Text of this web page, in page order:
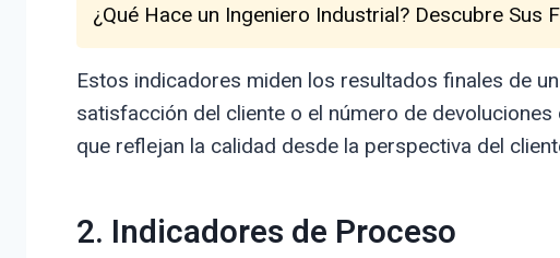
¿Qué Hace un Ingeniero Industrial? Descubre Sus
Estos indicadores miden los resultados finales de
satisfacción del cliente o el número de
que reflejan la calidad desde la perspectiva del
2. Indicadores de Proceso